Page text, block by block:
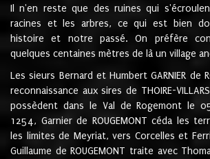
Il n'en reste que des ruines qui
racines et les arbres, ce qui est bien
histoire et notre passé. On préfère
quelques centaines mètres de là un village
Les sieurs Bernard et Humbert GARNIER de
reconnaissance aux sires de THOIRE-
possèdent dans le Val de Rogemont le
1254, Garnier de ROUGEMONT céda les
les limites de Meyriat, vers Corcelles et
Guillaume de ROUGEMONT traite avec